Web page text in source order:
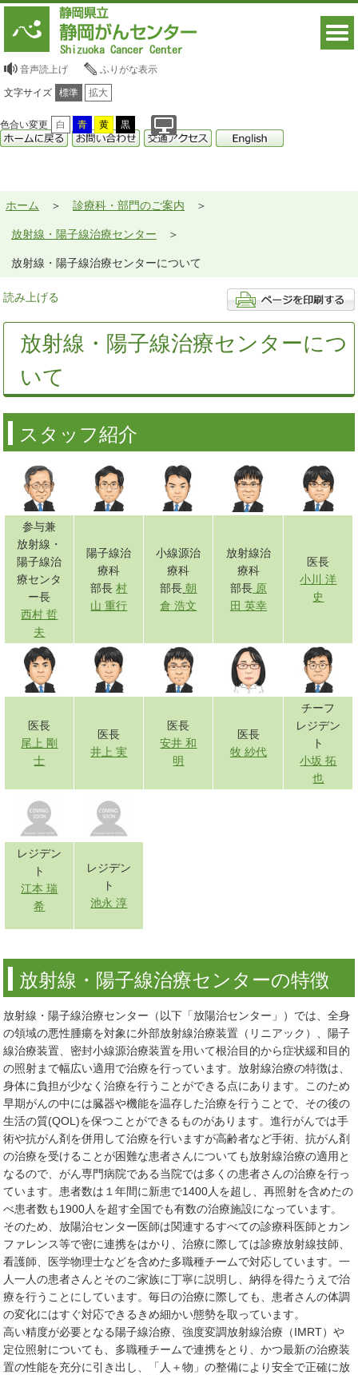
音声読上げ ふりがな表示
文字サイズ 標準 拡大
色合い変更 白 青 黄 黒
ホーム 診療科・部門のご案内
放射線・陽子線治療センター
放射線・陽子線治療センターについて
読み上げる
放射線・陽子線治療センターにつ
いて
スタッフ紹介
参与兼
放射線・
陽子線治
療センタ
ー長
西村 哲
夫
陽子線治
療科
部長村
山 重行
小線源治
療科
部長 朝
倉 浩文
放射線治
療科
部長原
田 英幸
医長
小川 洋
史
医長
尾上 剛
士
医長
井上 実
医長
安井 和
明
医長
牧 紗代
チーフ
レジデン
ト
小坂 拓
也
レジデン
ト
江本 瑞
希
レジデン
ト
池永 淳
放射線・陽子線治療センターの特徴
放射線・陽子線治療センター（以下「放陽治センター」）では、全身
の領域の悪性腫瘍を対象に外部放射線治療装置（リニアック）、陽子
線治療装置、密封小線源治療装置を用いて根治目的から症状緩和目的
の照射まで幅広い適用で治療を行っています。放射線治療の特徴は、
身体に負担が少なく治療を行うことができる点にあります。このため
早期がんの中には臓器や機能を温存した治療を行うことで、その後の
生活の質(QOL)を保つことができるものがあります。進行がんでは手
術や抗がん剤を併用して治療を行いますが高齢者など手術、抗がん剤
の治療を受けることが困難な患者さんについても放射線治療の適用と
なるので、がん専門病院である当院では多くの患者さんの治療を行っ
ています。患者数は１年間に新患で1400人を超し、再照射を含めたの
べ患者数も1900人を超す全国でも有数の治療施設になっています。
そのため、放陽治センター医師は関連するすべての診療科医師とカン
ファレンス等で密に連携をはかり、治療に際しては診療放射線技師、
看護師、医学物理士などを含めた多職種チームで対応しています。一
人一人の患者さんとそのご家族に丁寧に説明し、納得を得たうえで治
療を行うことにしています。毎日の治療に際しても、患者さんの体調
の変化にはすぐ対応できるきめ細かい態勢を取っています。
高い精度が必要となる陽子線治療、強度変調放射線治療（IMRT）や
定位照射についても、多職種チームで連携をとり、かつ最新の治療装
置の性能を充分に引き出し、「人＋物」の整備により安全で正確に放